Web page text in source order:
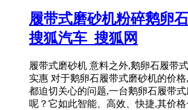
履带式磨砂机粉碎鹅卵石
搜狐汽车_搜狐网
履带式磨砂机 意料之外,鹅卵石履带
实惠 对于鹅卵石履带式磨砂机的价
都迫切关心的问题,一台鹅卵石履带
呢？它如此智能、高效、快捷,其价